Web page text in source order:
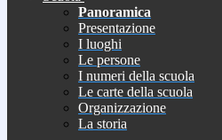
Panoramica
Presentazione
I luoghi
Le persone
I numeri della scuola
Le carte della scuola
Organizzazione
La storia